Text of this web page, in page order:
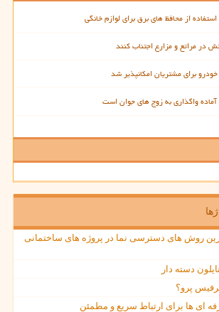
از محافظ های برق برای لوازم خانگی
در مراتع و مزارع اجتناب کنند
برای مشتریان امکانپذیر شد
روش های دسترسی نما در پروژه های ساختمانی
دسته دار
پرو؟
ای ها برای ارتباط سریع و مطمئن